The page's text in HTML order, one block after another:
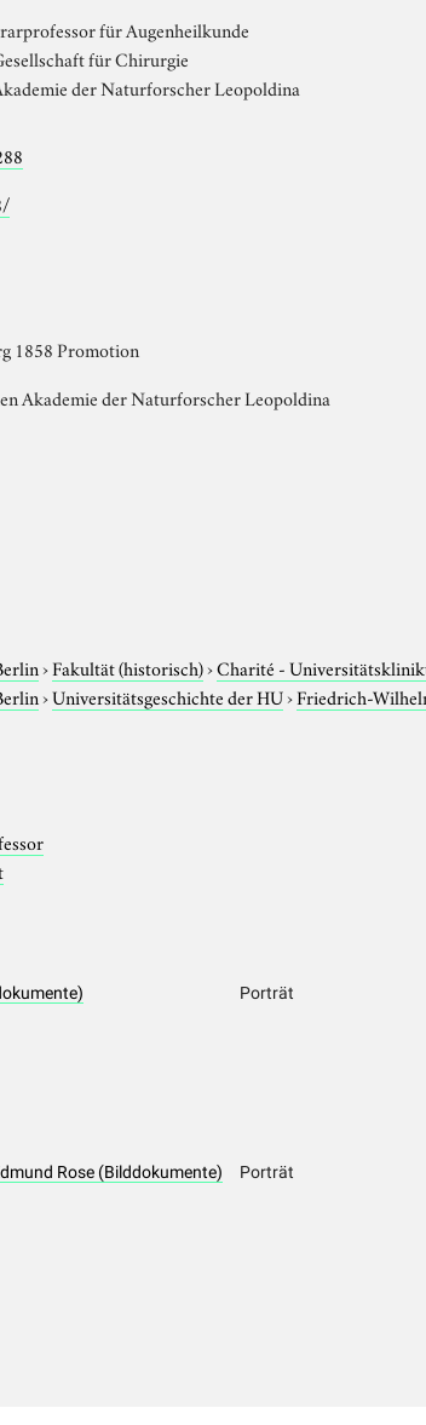
für Augenheilkunde
für Chirurgie
der Naturforscher Leopoldina
1858 Promotion
Akademie der Naturforscher Leopoldina
›Fakultät (historisch)›Charité -
›Universitätsgeschichte der HU›Friedrich-
Porträt
Rose (Bilddokumente) Porträt